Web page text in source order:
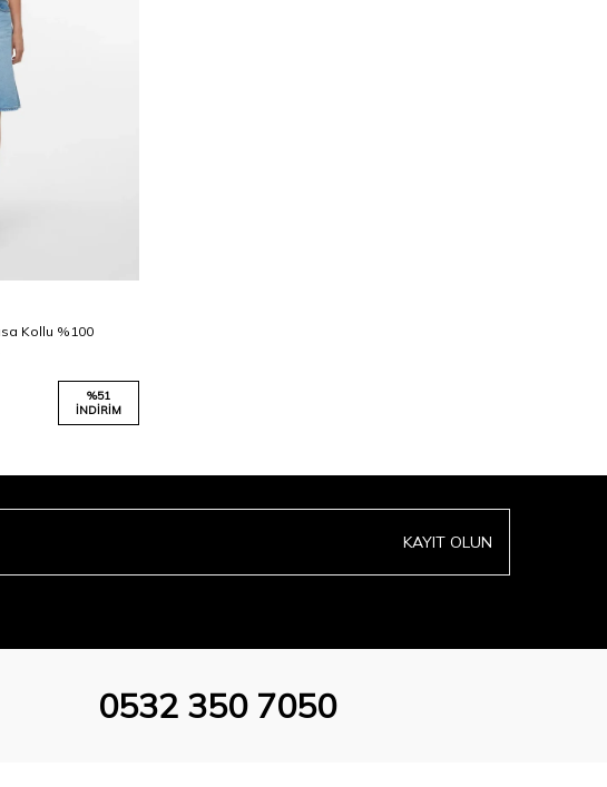
Kollu %100
%51
İNDIRIM
KAYIT OLUN
0532 350 7050